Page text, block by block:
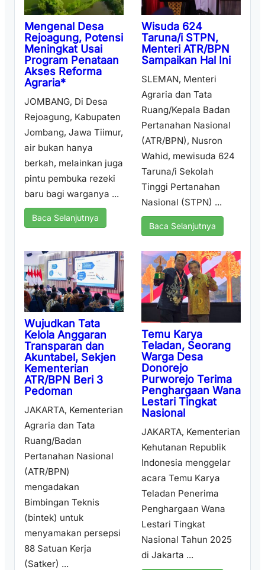
Mengenal Desa
Rejoagung, Potensi
Meningkat Usai
Program Penataan
Akses Reforma
Agraria*
JOMBANG, Di Desa
Rejoagung, Kabupaten
Jombang, Jawa Tiimur,
air bukan hanya
berkah, melainkan juga
pintu pembuka rezeki
baru bagi warganya ...
Baca Selanjutnya
Wisuda 624
Taruna/i STPN,
Menteri ATR/BPN
Sampaikan Hal Ini
SLEMAN, Menteri
Agraria dan Tata
Ruang/Kepala Badan
Pertanahan Nasional
(ATR/BPN), Nusron
Wahid, mewisuda 624
Taruna/i Sekolah
Tinggi Pertanahan
Nasional (STPN) ...
Baca Selanjutnya
Wujudkan Tata
Kelola Anggaran
Transparan dan
Akuntabel, Sekjen
Kementerian
ATR/BPN Beri 3
Pedoman
JAKARTA, Kementerian
Agraria dan Tata
Ruang/Badan
Pertanahan Nasional
(ATR/BPN)
mengadakan
Bimbingan Teknis
(bintek) untuk
menyamakan persepsi
88 Satuan Kerja
(Satker) ...
Temu Karya
Teladan, Seorang
Warga Desa
Donorejo
Purworejo Terima
Penghargaan Wana
Lestari Tingkat
Nasional
JAKARTA, Kementerian
Kehutanan Republik
Indonesia menggelar
acara Temu Karya
Teladan Penerima
Penghargaan Wana
Lestari Tingkat
Nasional Tahun 2025
di Jakarta ...